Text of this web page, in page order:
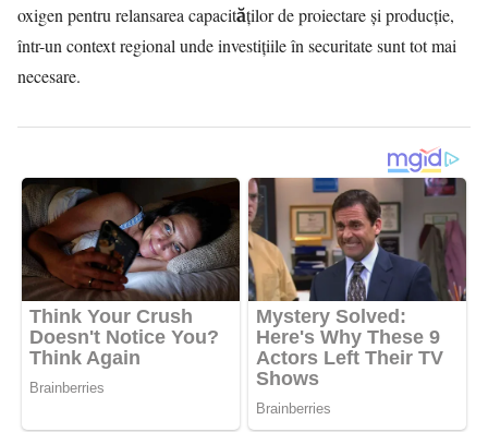
oxigen pentru relansarea capacităților de proiectare și producție,
într-un context regional unde investițiile în securitate sunt tot mai
necesare.